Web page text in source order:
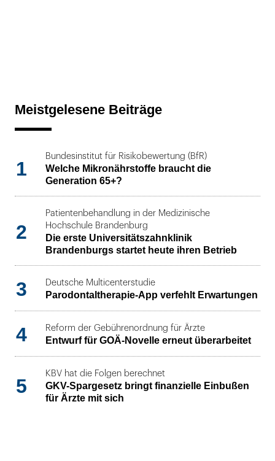
Meistgelesene Beiträge
1
Bundesinstitut für Risikobewertung (BfR)
Welche Mikronährstoffe braucht die
Generation 65+?
2
Patientenbehandlung in der Medizinische
Hochschule Brandenburg
Die erste Universitätszahnklinik
Brandenburgs startet heute ihren Betrieb
3 Deutsche Multicenterstudie
Parodontaltherapie-App verfehlt Erwartungen
4 Reform der Gebührenordnung für Ärzte
Entwurf für GOÄ-Novelle erneut überarbeitet
5
KBV hat die Folgen berechnet
GKV-Spargesetz bringt finanzielle Einbußen
für Ärzte mit sich